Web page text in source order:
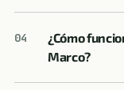
04
¿Cómo
Marco?